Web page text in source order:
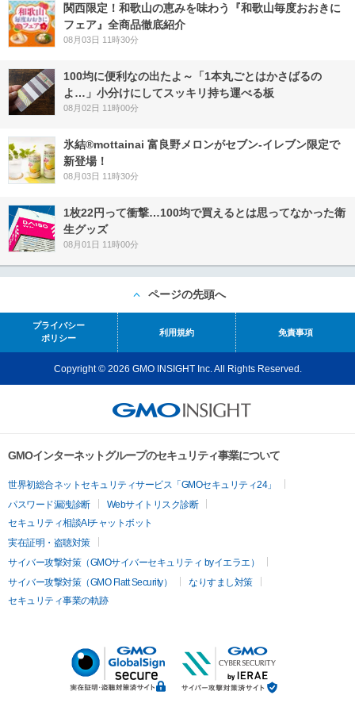
関西限定！和歌山の恵みを味わう『和歌山毎度おおきに
フェア』全商品徹底紹介
08月03日 11時30分
100均に便利なの出たよ～「1本丸ごとはかさばるの
よ…」小分けにしてスッキリ持ち運べる板
08月02日 11時00分
氷結®mottainai 富良野メロンがセブン‐イレブン限定で
新登場！
08月03日 11時30分
1枚22円って衝撃…100均で買えるとは思ってなかった衛
生グッズ
08月01日 11時00分
ページの先頭へ
プライバシー
ポリシー
利用規約 免責事項
Copyright © 2026 GMO INSIGHT Inc. All Rights Reserved.
GMOインターネットグループのセキュリティ事業について
世界初総合ネットセキュリティサービス「GMOセキュリティ24」
パスワード漏洩診断
Webサイトリスク診断
セキュリティ相談AIチャットボット
実在証明・盗聴対策
サイバー攻撃対策（GMOサイバーセキュリティ byイエラエ）
サイバー攻撃対策（GMO Flatt Security）
なりすまし対策
セキュリティ事業の軌跡